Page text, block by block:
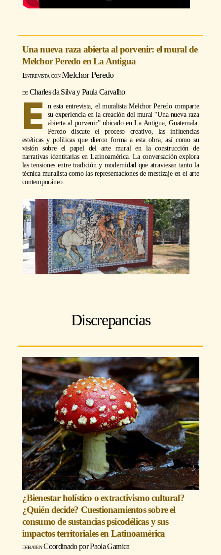
Una nueva raza abierta al porvenir: el mural de
Melchor Peredo en La Antigua
Melchor Peredo
Charles da Silva y Paula Carvalho
E
n esta entrevista, el muralista Melchor Peredo comparte
su experiencia en la creación del mural “Una nueva raza
abierta al porvenir” ubicado en La Antigua, Guatemala.
Peredo discute el proceso creativo, las influencias
estéticas y políticas que dieron forma a esta obra, así como su
visión sobre el papel del arte mural en la construcción de
narrativas identitarias en Latinoamérica. La conversación explora
las tensiones entre tradición y modernidad que atraviesan tanto la
técnica muralista como las representaciones de mestizaje en el arte
contemporáneo.
Discrepancias
¿Bienestar holístico o extractivismo cultural?
¿Quién decide? Cuestionamientos sobre el
consumo de sustancias psicodélicas y sus
impactos territoriales en Latinoamérica
Coordinado por Paola Garnica